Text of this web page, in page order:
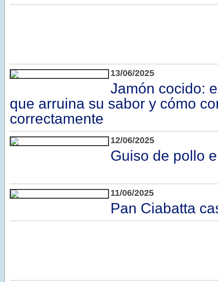
13/06/2025
Jamón cocido:
que arruina su sabor y cómo
correctamente
12/06/2025
Guiso de pollo
11/06/2025
Pan Ciabatta